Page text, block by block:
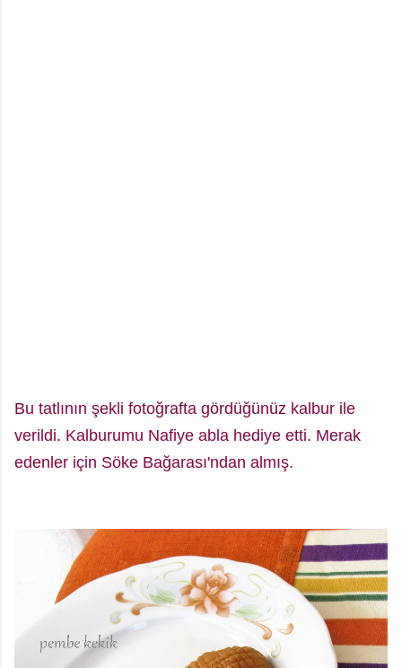
Bu tatlının şekli fotoğrafta gördüğünüz kalbur ile
verildi. Kalburumu Nafiye abla hediye etti. Merak
edenler için Söke Bağarası'ndan almış.